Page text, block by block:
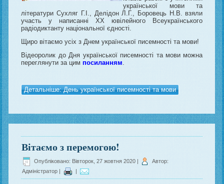
української мови та
літератури Сухляг Г.І., Делідон Л.Г., Боровець Н.В. взяли
участь у написанні ХХ ювілейного Всеукраїнського
радіодиктанту національної єдності.
Щиро вітаємо усіх з Днем української писемності та мови!
Відеоролик до Дня української писемності та мови можна
переглянути за цимпосиланням
Детальніше: День української писемності та мови
Вітаємо з перемогою!
Опубліковано: Вівторок, 27 жовтня 2020 |
Автор:
Адміністратор